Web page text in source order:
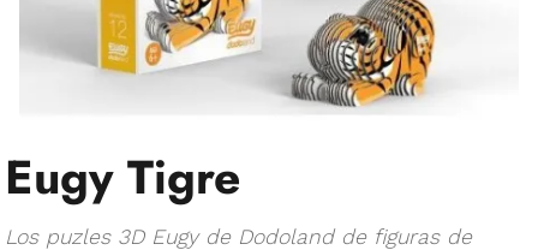
Eugy Tigre
Los puzles 3D Eugy de Dodoland de figuras de